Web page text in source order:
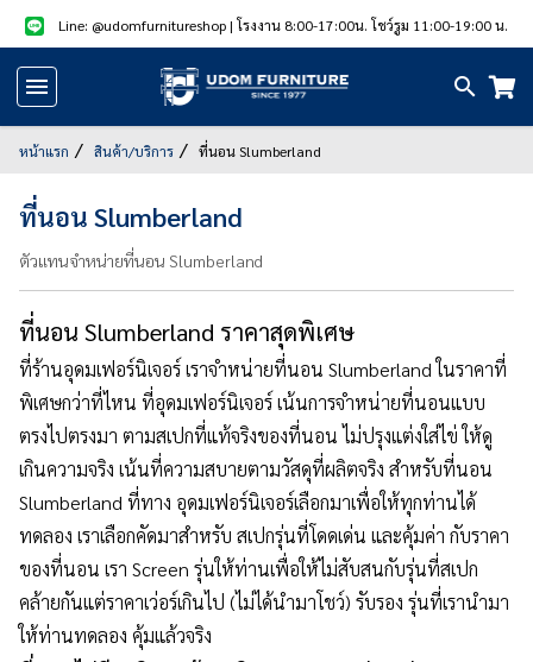
Line: @udomfurnitureshop| โรงงาน 8:00-17:00น. โชว์รูม 11:00-19:00 น.
หน้า
สินค้า
แนะนำ
สินค้า
ลด
ราคา
สินค้า/
บริการ
รูป
สินค้า
&
VDO
รวม
หน้าแรก สินค้า/บริการ ที่นอน Slumberland
ที่นอน Slumberland
ตัวแทนจำหน่ายที่นอน Slumberland
ที่นอน Slumberland ราคาสุดพิเศษ
ที่ร้านอุดมเฟอร์นิเจอร์ เราจำหน่ายที่นอน Slumberland ในราคาที่
พิเศษกว่าที่ไหน ที่อุดมเฟอร์นิเจอร์ เน้นการจำหน่ายที่นอนแบบ
ตรงไปตรงมา ตามสเปกที่แท้จริงของที่นอน ไม่ปรุงแต่งใส่ไข่ ให้ดู
เกินความจริง เน้นที่ความสบายตามวัสดุที่ผลิตจริง สำหรับที่นอน
Slumberland ที่ทาง อุดมเฟอร์นิเจอร์เลือกมาเพื่อให้ทุกท่านได้
ทดลอง เราเลือกคัดมาสำหรับ สเปกรุ่นที่โดดเด่น และคุ้มค่า กับราคา
ของที่นอน เรา Screen รุ่นให้ท่านเพื่อให้ไม่สับสนกับรุ่นที่สเปก
คล้ายกันแต่ราคาเว่อร์เกินไป (ไม่ได้นำมาโชว์) รับรอง รุ่นที่เรานำมา
ให้ท่านทดลอง คุ้มแล้วจริง